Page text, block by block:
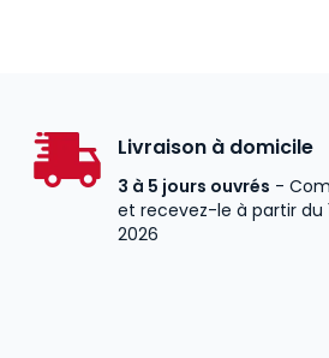
Livraison à domicile
3 à 5 jours ouvrés -
et recevez-le à partir du
2026